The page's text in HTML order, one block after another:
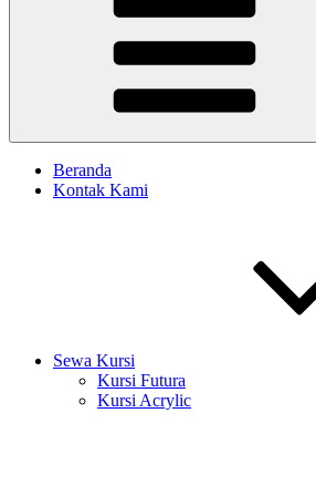
Beranda
Kontak Kami
Sewa Kursi
Kursi Futura
Kursi Acrylic